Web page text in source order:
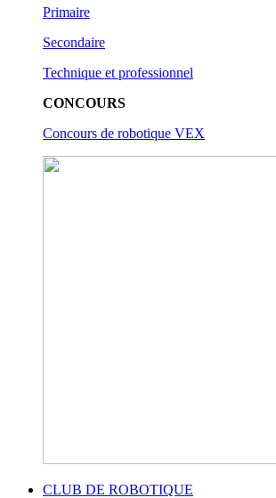
Primaire
Secondaire
Technique et professionnel
CONCOURS
Concours de robotique VEX
CLUB DE ROBOTIQUE